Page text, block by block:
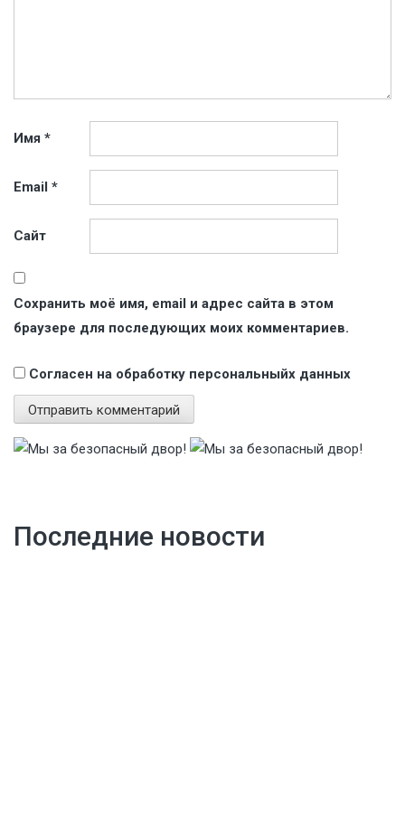
Имя *
Email *
Сайт
Сохранить моё имя, email и адрес сайта в этом
браузере для последующих моих комментариев.
Согласен на обработку персональныйх данных
Последние новости